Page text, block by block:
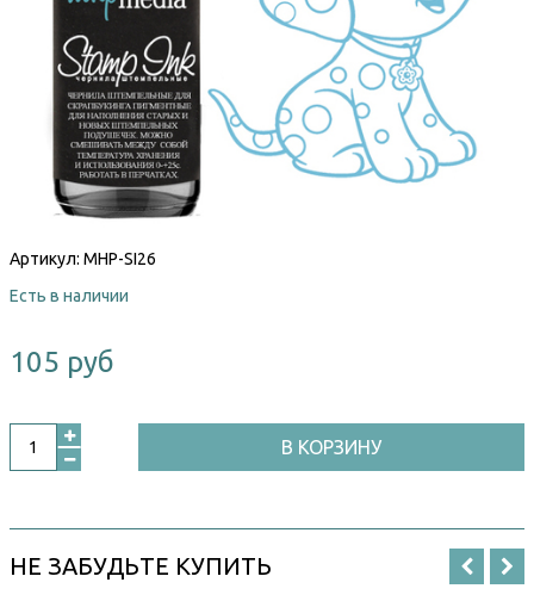
Артикул: MHP-SI26
Есть в наличии
105 руб
В КОРЗИНУ
НЕ ЗАБУДЬТЕ КУПИТЬ